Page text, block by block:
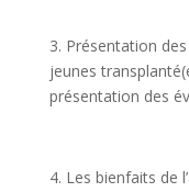
3. Présentation
jeunes
présentation des
4. Les bienfaits de